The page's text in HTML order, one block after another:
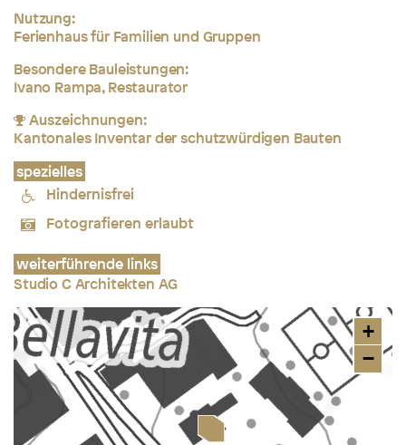
Nutzung:
Ferienhaus für Familien und Gruppen
Besondere Bauleistungen:
Ivano Rampa, Restaurator
Auszeichnungen:
Kantonales Inventar der schutzwürdigen Bauten
spezielles
Hindernisfrei
Fotografieren erlaubt
weiterführende links
Studio C Architekten AG
+
−